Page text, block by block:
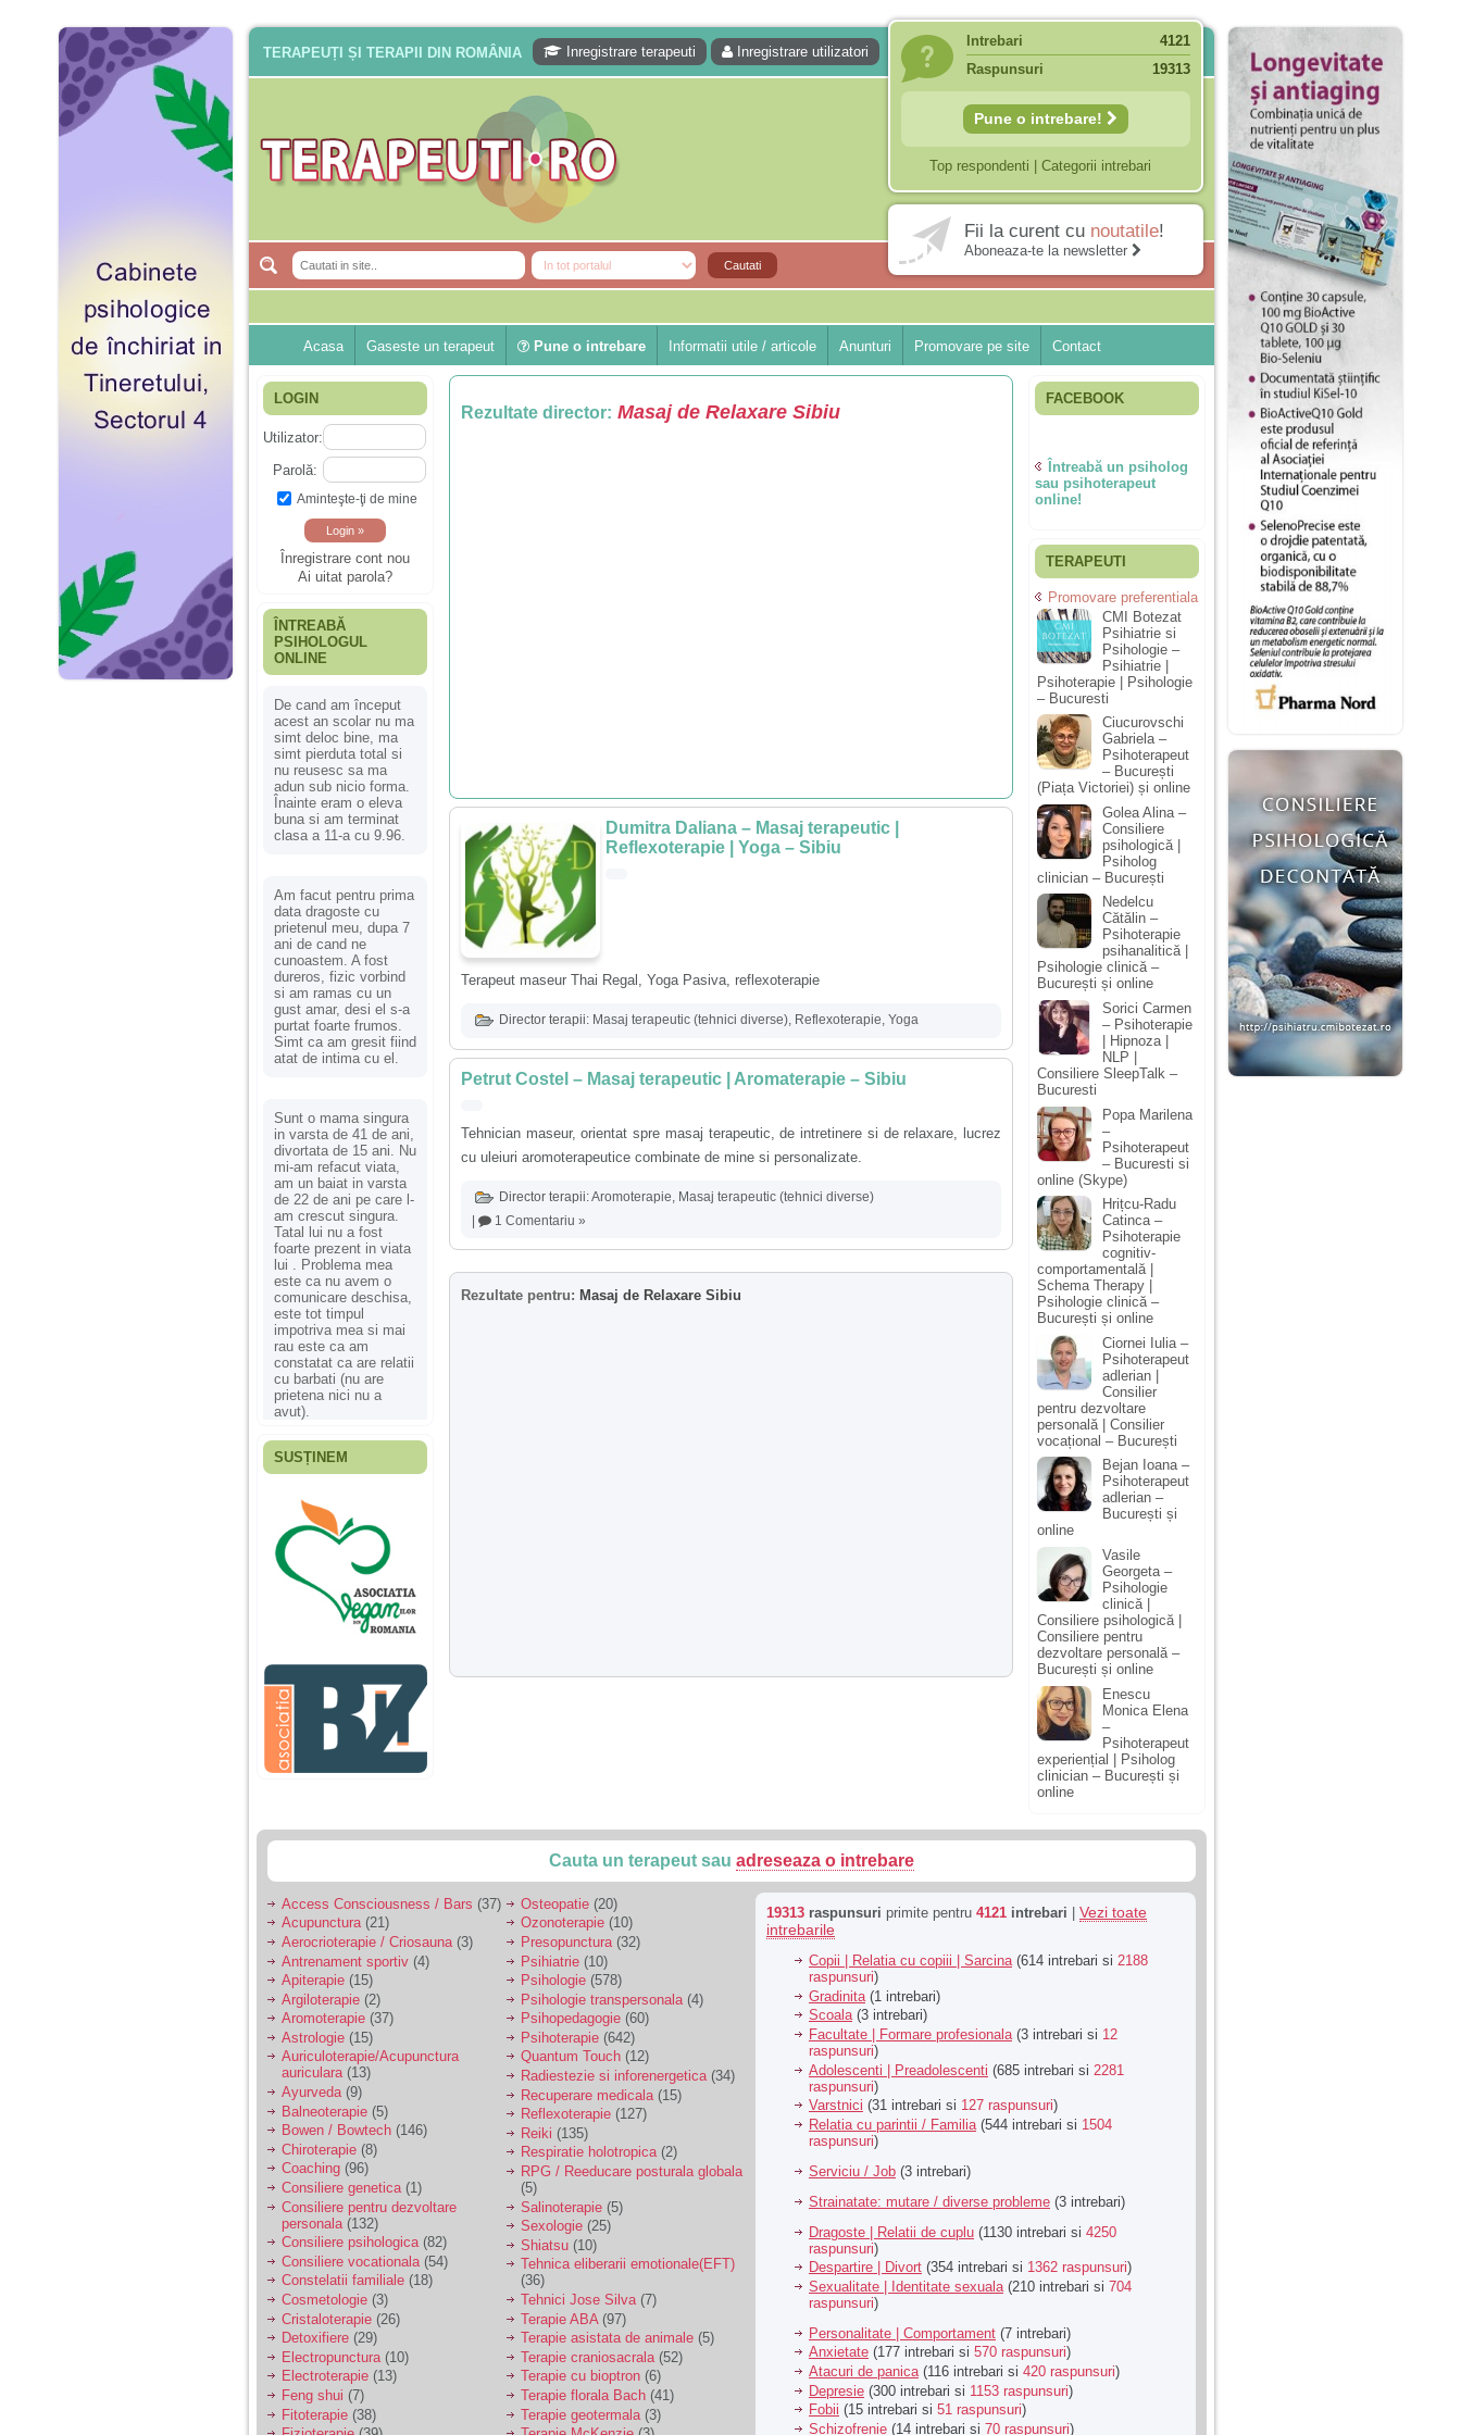
TERAPEUȚI ȘI TERAPII DIN ROMÂNIA Inregistrare terapeuti Inregistrare utilizatori
Intrebari
4121
Raspunsuri
19313
Pune o intrebare!
Top respondenti Categorii intrebari
Fii la curent cu noutatile!
Aboneaza-te la newsletter
Acasa Gaseste un terapeut Pune o intrebare Informatii utile / articole Anunturi Promovare pe site Contact
LOGIN
Utilizator:
Parolă:
Aminteşte-ţi de mine
Înregistrare cont nou
Ai uitat parola?
ÎNTREABĂ
PSIHOLOGUL
ONLINE
De cand am început
acest an scolar nu ma
simt deloc bine, ma
simt pierduta total si
nu reusesc sa ma
adun sub nicio forma.
Înainte eram o eleva
buna si am terminat
clasa a 11-a cu 9.96.
Am facut pentru prima
data dragoste cu
prietenul meu, dupa 7
ani de cand ne
cunoastem. A fost
dureros, fizic vorbind
si am ramas cu un
gust amar, desi el s-a
purtat foarte frumos.
Simt ca am gresit fiind
atat de intima cu el.
Sunt o mama singura
in varsta de 41 de ani,
divortata de 15 ani. Nu
mi-am refacut viata,
am un baiat in varsta
de 22 de ani pe care l-
am crescut singura.
Tatal lui nu a fost
foarte prezent in viata
lui . Problema mea
este ca nu avem o
comunicare deschisa,
este tot timpul
impotriva mea si mai
rau este ca am
constatat ca are relatii
cu barbati (nu are
prietena nici nu a
avut).
Fiica mea s-a nascut
ani, privind in urma
realizez cat de multe
greseli am facut in
educatia si cresterea
ei, am fost o mama
egoista, preocupata
de implinirea
profesionala, cand ea
era mica am neglijat-
agresiva, orice
greseala era taxata cu
o palma sau pedepse.
De 4 ani am o relatie
serioasa cu un barbat
sa se manifeste o
Ma aflu aici pentru ca
vreau sa stiu daca am
nevoie de un psiholog
sau psihiatru.
Sunt casatorita, am
31 de ani si un copil in
varsta de 2 ani care
mi-e lumina ochilor.
De ceva timp simt ca
mi s-a adunat
oboseala, o oboseala
cronica de care nu pot
scapa si simt ca din
cauza ei nu pot
controla nervii si
cateodata are copilul
de suferit.
Am o bariera peste
care nu pot trece:
prietena mea a ramas
insarcinata cu o fata.
Am fost de comun
acord sa facem un
copil, cu gandul ca e
baiat.
SUSȚINEM
Rezultate director: Masaj de Relaxare Sibiu
Dumitra Daliana – Masaj terapeutic |
Reflexoterapie | Yoga – Sibiu
Terapeut maseur Thai Regal, Yoga Pasiva, reflexoterapie
Director terapii: Masaj terapeutic (tehnici diverse), Reflexoterapie, Yoga
Petrut Costel – Masaj terapeutic | Aromaterapie – Sibiu
Tehnician maseur, orientat spre masaj terapeutic, de intretinere si de relaxare, lucrez
cu uleiuri aromoterapeutice combinate de mine si personalizate.
Director terapii:Aromoterapie, Masaj terapeutic (tehnici diverse)
1 Comentariu »
Rezultate pentru: Masaj de Relaxare Sibiu
FACEBOOK
Întreabă un psiholog
sau psihoterapeut
online!
TERAPEUTI
Promovare preferentiala
CMI Botezat
Psihiatrie si
Psihologie –
Psihiatrie |
Psihoterapie | Psihologie
– Bucuresti
Ciucurovschi
Gabriela –
Psihoterapeut
– București
(Piața Victoriei) și online
Golea Alina –
Consiliere
psihologică |
Psiholog
clinician – București
Nedelcu
Cătălin –
Psihoterapie
psihanalitică |
Psihologie clinică –
București și online
Sorici Carmen
– Psihoterapie
| Hipnoza |
NLP |
Consiliere SleepTalk –
Bucuresti
Popa Marilena
–
Psihoterapeut
– Bucuresti si
online (Skype)
Hrițcu-Radu
Catinca –
Psihoterapie
cognitiv-
comportamentală |
Schema Therapy |
Psihologie clinică –
București și online
Ciornei Iulia –
Psihoterapeut
adlerian |
Consilier
pentru dezvoltare
personală | Consilier
vocațional – București
Bejan Ioana –
Psihoterapeut
adlerian –
București și
online
Vasile
Georgeta –
Psihologie
clinică |
Consiliere psihologică |
Consiliere pentru
dezvoltare personală –
București și online
Enescu
Monica Elena
–
Psihoterapeut
experiențial | Psiholog
clinician – București și
online
Cauta un terapeut sau adreseaza o intrebare
Access Consciousness / Bars (37)
Acupunctura(21)
Aerocrioterapie / Criosauna (3)
Antrenament sportiv (4)
Apiterapie (15)
Argiloterapie (2)
Aromoterapie (37)
Astrologie (15)
Auriculoterapie/Acupunctura
auriculara(13)
Ayurveda(9)
Balneoterapie (5)
Bowen / Bowtech (146)
Chiroterapie (8)
Coaching (96)
Consiliere genetica(1)
Consiliere pentru dezvoltare
personala (132)
Consiliere psihologica(82)
Consiliere vocationala (54)
Constelatii familiale (18)
Cosmetologie (3)
Cristaloterapie (26)
Detoxifiere (29)
Electropunctura (10)
Electroterapie (13)
Feng shui (7)
Fitoterapie (38)
Osteopatie (20)
Ozonoterapie (10)
Presopunctura (32)
Psihiatrie (10)
Psihologie (578)
Psihologie transpersonala (4)
Psihopedagogie (60)
Psihoterapie (642)
Quantum Touch (12)
Radiestezie si inforenergetica(34)
Recuperare medicala (15)
Reflexoterapie (127)
Reiki (135)
Respiratie holotropica(2)
RPG / Reeducare posturala globala
(5)
Salinoterapie (5)
Sexologie (25)
Shiatsu (10)
Tehnica eliberarii emotionale(EFT)
(36)
Tehnici Jose Silva(7)
Terapie ABA (97)
Terapie asistata de animale (5)
Terapie craniosacrala (52)
Terapie cu bioptron (6)
Terapie florala Bach (41)
Terapie geotermala (3)
19313 raspunsuri primite pentru 4121 intrebari
Vezi toate
intrebarile
Copii | Relatia cu copiii | Sarcina(614 intrebari si 2188
raspunsuri)
Gradinita (1 intrebari)
Scoala(3 intrebari)
Facultate | Formare profesionala (3 intrebari si 12
raspunsuri)
Adolescenti | Preadolescenti (685 intrebari si 2281
raspunsuri)
Varstnici (31 intrebari si 127 raspunsuri)
Relatia cu parintii / Familia (544 intrebari si 1504
raspunsuri)
Serviciu / Job (3 intrebari)
Strainatate: mutare / diverse probleme (3 intrebari)
Dragoste | Relatii de cuplu (1130 intrebari si 4250
raspunsuri)
Despartire | Divort (354 intrebari si 1362 raspunsuri)
Sexualitate | Identitate sexuala (210 intrebari si 704
raspunsuri)
Personalitate | Comportament (7 intrebari)
Anxietate (177 intrebari si 570 raspunsuri)
Atacuri de panica(116 intrebari si 420 raspunsuri)
Depresie (300 intrebari si 1153 raspunsuri)
Fobii (15 intrebari si 51 raspunsuri)
Schizofrenie (14 intrebari si 70 raspunsuri)